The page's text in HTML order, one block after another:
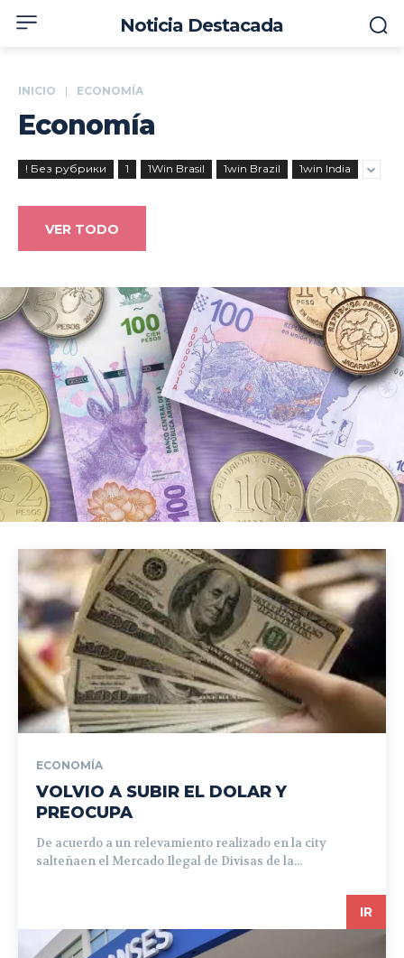
Noticia Destacada
INICIO ECONOMÍA
Economía
! Без рубрики 1 1Win Brasil 1win Brazil 1win India
VER TODO
ECONOMÍA
VOLVIO A SUBIR EL DOLAR Y
PREOCUPA
De acuerdo a un relevamiento realizado en la city
salteñaen el Mercado Ilegal de Divisas de la...
IR